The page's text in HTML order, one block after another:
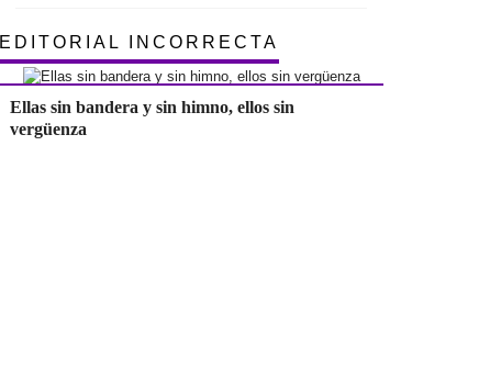
EDITORIAL INCORRECTA
Ellas sin bandera y sin himno, ellos sin
vergüenza